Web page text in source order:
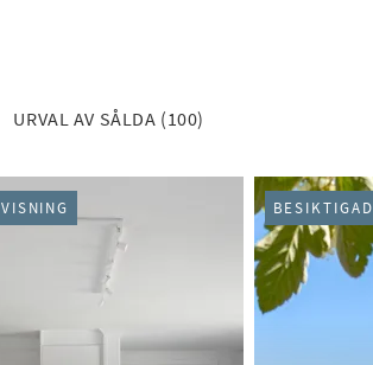
URVAL AV SÅLDA (100)
VISNING BESIKTIGAD